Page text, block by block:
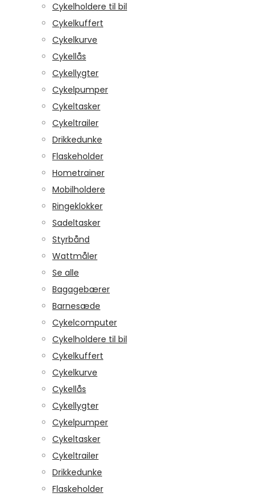
Cykelholdere til bil
Cykelkuffert
Cykelkurve
Cykellås
Cykellygter
Cykelpumper
Cykeltasker
Cykeltrailer
Drikkedunke
Flaskeholder
Hometrainer
Mobilholdere
Ringeklokker
Sadeltasker
Styrbånd
Wattmåler
Se alle
Bagagebærer
Barnesæde
Cykelcomputer
Cykelholdere til bil
Cykelkuffert
Cykelkurve
Cykellås
Cykellygter
Cykelpumper
Cykeltasker
Cykeltrailer
Drikkedunke
Flaskeholder